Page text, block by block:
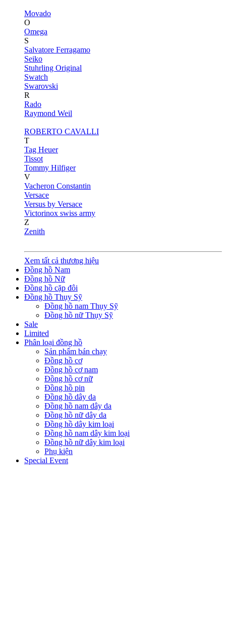
Movado
O
Omega
S
Salvatore Ferragamo
Seiko
Stuhrling Original
Swatch
Swarovski
R
Rado
Raymond Weil
ROBERTO CAVALLI
T
Tag Heuer
Tissot
Tommy Hilfiger
V
Vacheron Constantin
Versace
Versus by Versace
Victorinox swiss army
Z
Zenith
Xem tất cả thương hiệu
Đồng hồ Nam
Đồng hồ Nữ
Đồng hồ cặp đôi
Đồng hồ Thụy Sỹ
Đồng hồ nam Thụy Sỹ
Đồng hồ nữ Thụy Sỹ
Sale
Limited
Phân loại đồng hồ
Sản phẩm bán chạy
Đồng hồ cơ
Đồng hồ cơ nam
Đồng hồ cơ nữ
Đồng hồ pin
Đồng hồ dây da
Đồng hồ nam dây da
Đồng hồ nữ dây da
Đồng hồ dây kim loại
Đồng hồ nam dây kim loại
Đồng hồ nữ dây kim loại
Phụ kiện
Special Event